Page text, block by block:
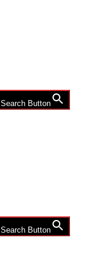
Search Button
Search Button